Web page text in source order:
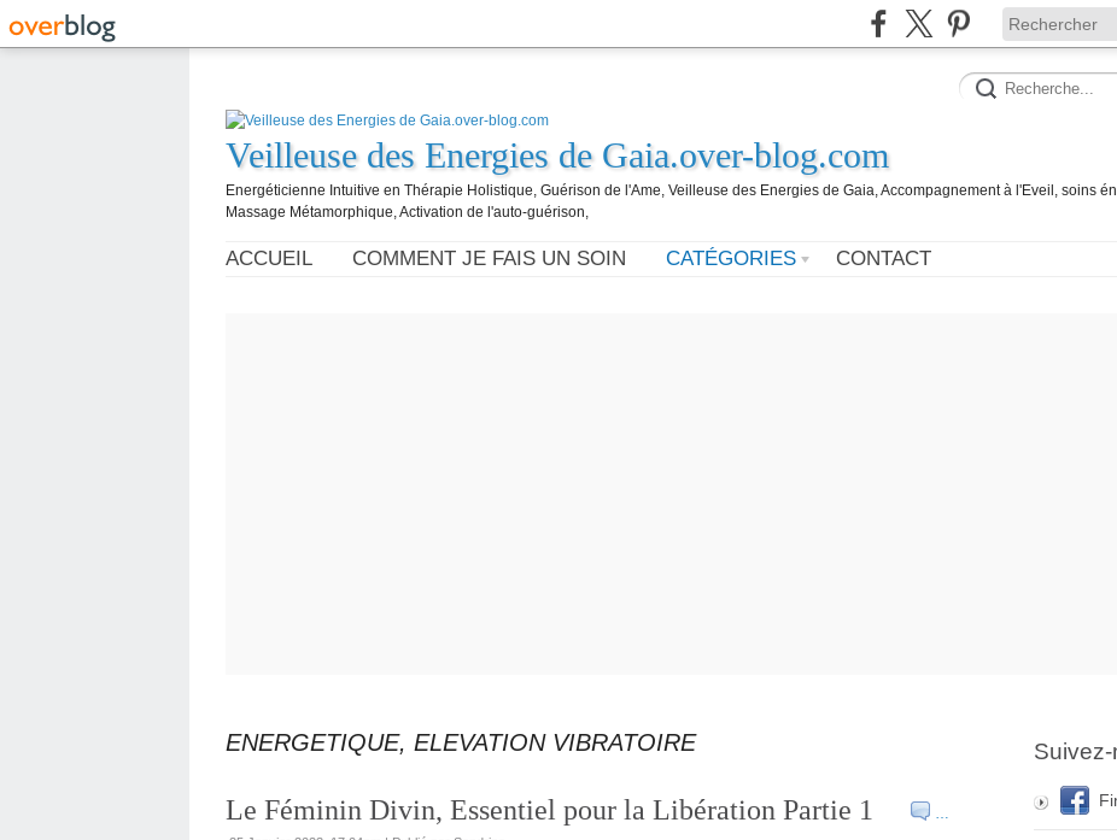
Veilleuse des Energies de Gaia.over-blog.com
Energéticienne Intuitive en Thérapie Holistique, Guérison de l'Ame, Veilleuse des Energies de Gaia, Accompagnement à l'Eveil, soins
Massage Métamorphique, Activation de l'auto-guérison,
ACCUEIL COMMENT JE FAIS UN SOIN CATÉGORIES CONTACT
ENERGETIQUE, ELEVATION VIBRATOIRE
…
Le Féminin Divin, Essentiel pour la Libération Partie 1
Suivez-